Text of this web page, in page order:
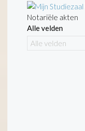
Notariële akten
Alle velden